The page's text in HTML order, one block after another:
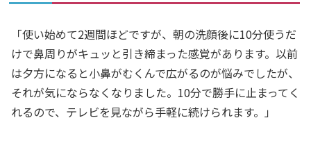
「使い始めて2週間ほどですが、朝の洗顔後に10分使うだ
けで鼻周りがキュッと引き締まった感覚があります。以前
は夕方になると小鼻がむくんで広がるのが悩みでしたが、
それが気にならなくなりました。10分で勝手に止まってく
れるので、テレビを見ながら手軽に続けられます。」